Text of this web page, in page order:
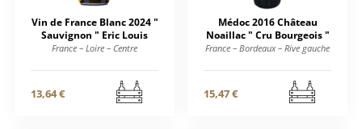
Vin de France Blanc 2024 "
Sauvignon " Eric Louis
France – Loire – Centre
13,64 €
Médoc 2016 Château
Noaillac " Cru Bourgeois "
France – Bordeaux – Rive gauche
15,47 €